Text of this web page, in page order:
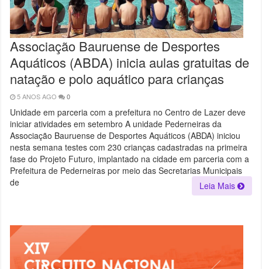
Associação Bauruense de Desportes
Aquáticos (ABDA) inicia aulas gratuitas de
natação e polo aquático para crianças
5 ANOS AGO 0
Unidade em parceria com a prefeitura no Centro de Lazer deve
iniciar atividades em setembro A unidade Pederneiras da
Associação Bauruense de Desportes Aquáticos (ABDA) iniciou
nesta semana testes com 230 crianças cadastradas na primeira
fase do Projeto Futuro, implantado na cidade em parceria com a
Prefeitura de Pederneiras por meio das Secretarias Municipais
de
Leia Mais